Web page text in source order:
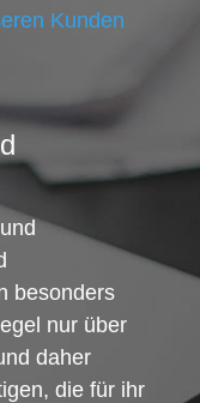
Kunden
besonders
nur über
daher
die für ihr